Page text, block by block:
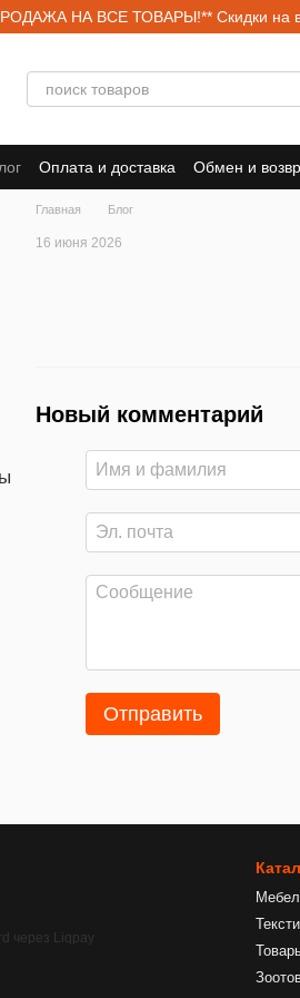
НА ВСЕ ТОВАРЫ!** Скидки на
Оплата и доставка Обмен и
публичной оферты
Главная Блог
16 июня 2026
Новый комментарий
Отправить